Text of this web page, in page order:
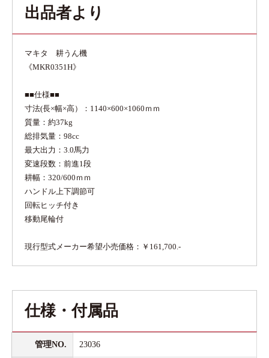
出品者より
マキタ 耕うん機
《MKR0351H》
■■仕様■■
寸法(長×幅×高）：1140×600×1060ｍｍ
質量：約37kg
総排気量：98cc
最大出力：3.0馬力
変速段数：前進1段
耕幅：320/600ｍｍ
ハンドル上下調節可
回転ヒッチ付き
移動尾輪付
現行型式メーカー希望小売価格：￥161,700.-
仕様・付属品
管理NO. 23036